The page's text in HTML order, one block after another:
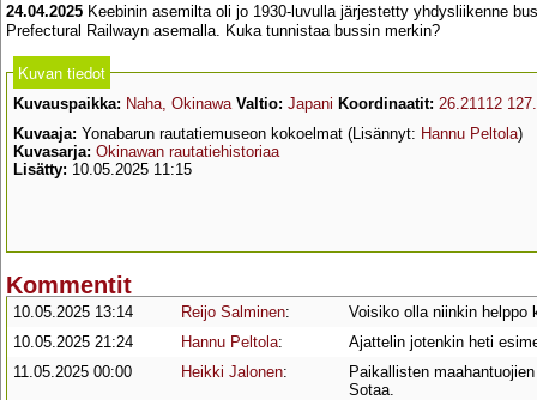
24.04.2025 Keebinin asemilta oli jo 1930-luvulla järjestetty yhdysliikenne
Prefectural Railwayn asemalla. Kuka tunnistaa bussin merkin?
Kuvan tiedot
Kuvauspaikka: Naha, Okinawa Valtio: Japani Koordinaatit: 26.21112
Kuvaaja: Yonabarun rautatiemuseon kokoelmat (Lisännyt: Hannu Peltola)
Kuvasarja: Okinawan rautatiehistoriaa
Lisätty: 10.05.2025 11:15
Kommentit
10.05.2025 13:14 Reijo Salminen:
Voisiko olla niinkin helppo
10.05.2025 21:24
Hannu Peltola:
Ajattelin jotenkin heti
11.05.2025 00:00
Heikki Jalonen:
Paikallisten
Sotaa.